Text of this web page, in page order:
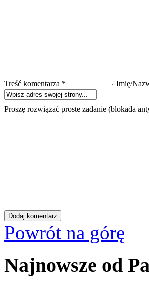
Treść komentarza * Imię/
Proszę rozwiązać proste zadanie (blokada
Powrót na górę
Najnowsze od